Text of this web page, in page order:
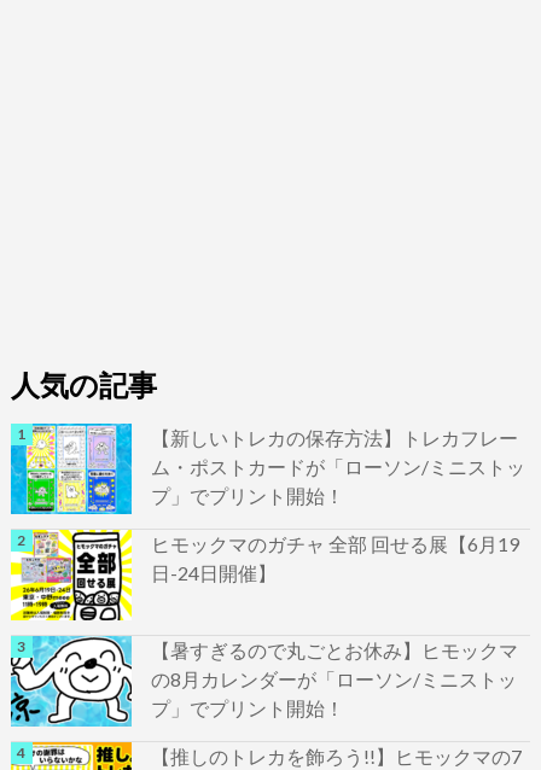
人気の記事
【新しいトレカの保存方法】トレカフレー
ム・ポストカードが「ローソン/ミニストッ
プ」でプリント開始！
ヒモックマのガチャ 全部 回せる展【6月19
日-24日開催】
【暑すぎるので丸ごとお休み】ヒモックマ
の8月カレンダーが「ローソン/ミニストッ
プ」でプリント開始！
【推しのトレカを飾ろう!!】ヒモックマの7